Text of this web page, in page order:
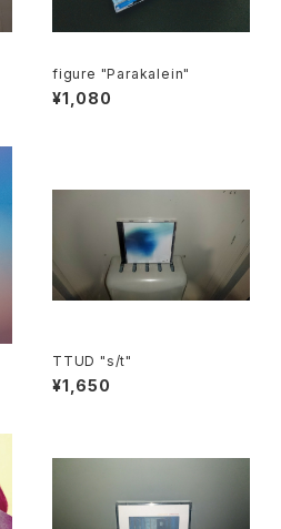
figure "Parakalein"
¥1,080
TTUD "s/t"
¥1,650